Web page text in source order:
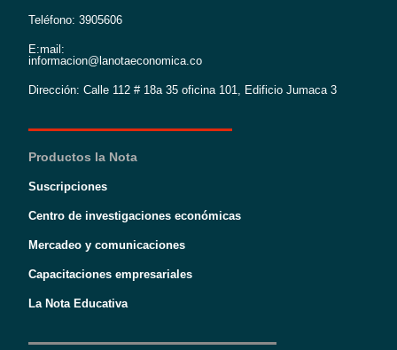
Teléfono: 3905606
E:mail:
informacion@lanotaeconomica.co
Dirección: Calle 112 # 18a 35 oficina 101, Edificio Jumaca 3
Productos la Nota
Suscripciones
Centro de investigaciones económicas
Mercadeo y comunicaciones
Capacitaciones empresariales
La Nota Educativa